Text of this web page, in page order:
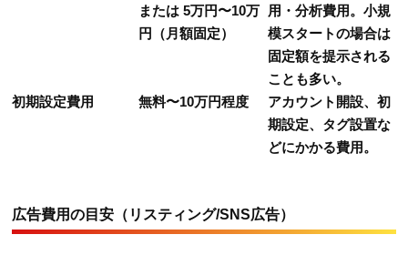
または 5万円〜10万
円（月額固定）
用・分析費用。小規
模スタートの場合は
固定額を提示される
ことも多い。
初期設定費用
無料〜10万円程度
アカウント開設、初
期設定、タグ設置な
どにかかる費用。
広告費用の目安（リスティング/SNS広告）